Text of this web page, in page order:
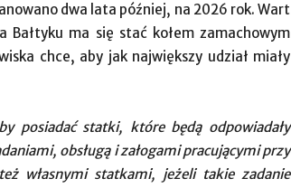
dwa lata później, na 2026 rok. Wart
ma się stać kołem zamachowym
chce, aby jak największy udział miały
posiadać statki, które będą odpowiadały
obsługą i załogami pracującymi przy
własnymi statkami, jeżeli takie zadanie